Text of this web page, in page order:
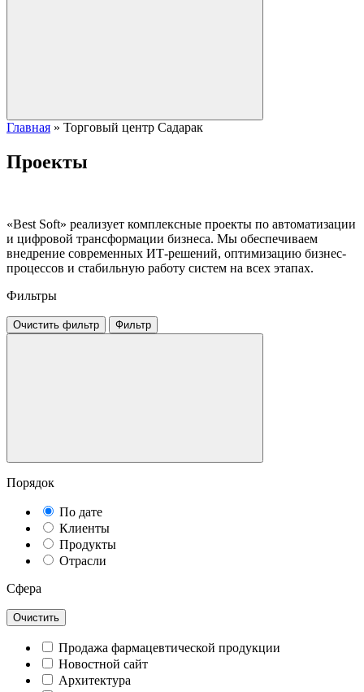
Главная » Торговый центр Садарак
Проекты
«Best Soft» реализует комплексные проекты по автоматизации
и цифровой трансформации бизнеса. Мы обеспечиваем
внедрение современных ИТ-решений, оптимизацию бизнес-
процессов и стабильную работу систем на всех этапах.
Фильтры
Очистить фильтр Фильтр
Порядок
По дате
Клиенты
Продукты
Отрасли
Сфера
Очистить
Продажа фармацевтической продукции
Новостной сайт
Архитектура